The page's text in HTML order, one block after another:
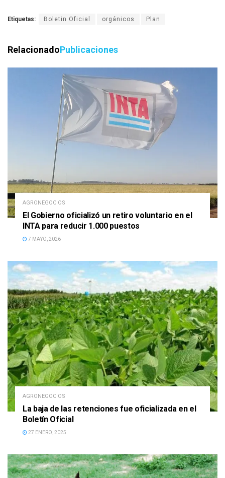
Etiquetas: Boletin Oficial orgánicos Plan
RelacionadoPublicaciones
AGRONEGOCIOS
El Gobierno oficializó un retiro voluntario en el
INTA para reducir 1.000 puestos
7 MAYO, 2026
AGRONEGOCIOS
La baja de las retenciones fue oficializada en el
Boletín Oficial
27 ENERO, 2025